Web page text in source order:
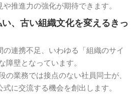
推進力の強化が期待できます。
、古い組織文化を変えるきっ
連携不足、いわゆる「組織のサイ
障壁となっています。
の業務では接点のない社員同士が、
に交流する機会を創出します。